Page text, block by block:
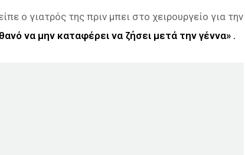
ο γιατρός της πριν μπει στο χειρουργείο για την
να μην καταφέρει να ζήσει μετά την γέννα» .